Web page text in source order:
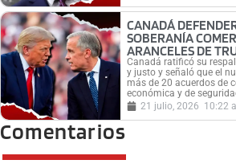
CANADÁ
SOBERANÍA
ARANCELES DE
Canadá ratificó su
y justo y señaló que el
más de 20 acuerdos de
económica y de
21 julio, 2026 10:22
Comentarios